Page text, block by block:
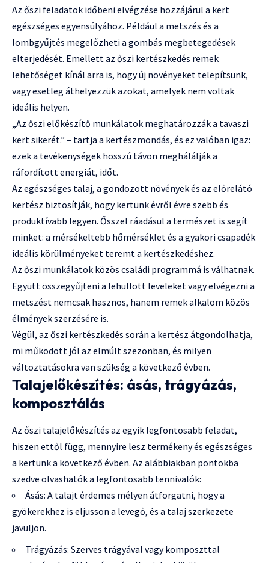
Az őszi feladatok időbeni elvégzése hozzájárul a kert
egészséges egyensúlyához. Például a metszés és a
lombgyűjtés megelőzheti a gombás megbetegedések
elterjedését. Emellett az őszi kertészkedés remek
lehetőséget kínál arra is, hogy új növényeket telepítsünk,
vagy esetleg áthelyezzük azokat, amelyek nem voltak
ideális helyen.
„Az őszi előkészítő munkálatok meghatározzák a tavaszi
kert sikerét.” – tartja a kertészmondás, és ez valóban igaz:
ezek a tevékenységek hosszú távon meghálálják a
ráfordított energiát, időt.
Az egészséges talaj, a gondozott növények és az előrelátó
kertész biztosítják, hogy kertünk évről évre szebb és
produktívabb legyen. Ősszel ráadásul a természet is segít
minket: a mérsékeltebb hőmérséklet és a gyakori csapadék
ideális körülményeket teremt a kertészkedéshez.
Az őszi munkálatok közös családi programmá is válhatnak.
Együtt összegyűjteni a lehullott leveleket vagy elvégezni a
metszést nemcsak hasznos, hanem remek alkalom közös
élmények szerzésére is.
Végül, az őszi kertészkedés során a kertész átgondolhatja,
mi működött jól az elmúlt szezonban, és milyen
változtatásokra van szükség a következő évben.
Talajelőkészítés: ásás, trágyázás,
komposztálás
Az őszi talajelőkészítés az egyik legfontosabb feladat,
hiszen ettől függ, mennyire lesz termékeny és egészséges
a kertünk a következő évben. Az alábbiakban pontokba
szedve olvashatók a legfontosabb tennivalók:
Ásás: A talajt érdemes mélyen átforgatni, hogy a
gyökerekhez is eljusson a levegő, és a talaj szerkezete
javuljon.
Trágyázás: Szerves trágyával vagy komposzttal